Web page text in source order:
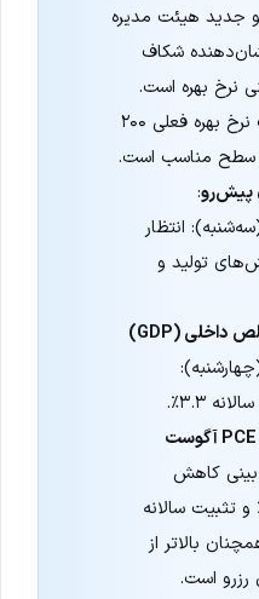
جدید هیئت مدیره
شکاف
نرخ بهره است.
میران معتقد است نرخ بهره فعلی ۲۰۰
از سطح مناسب است.
پیش‌رو:
انتظار
تولید و
رشد تولید ناخالص داخلی (GDP)
۳.۳٪.
کاهش
به ۰.۲٪ و تثبیت سالانه
همچنان بالاتر از